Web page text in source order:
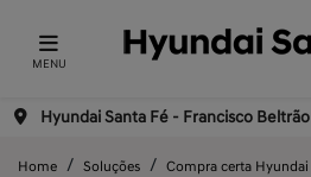
MENU
Hyundai Santa Fé - Francisco Beltrão
Home Soluções Compra certa Hyundai